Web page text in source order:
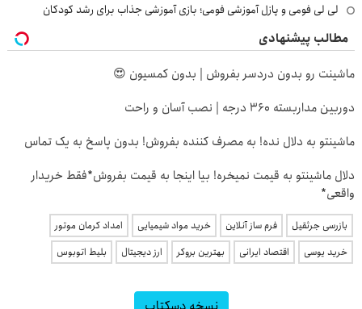
لی لی فومی و پازل آموزشی فومی؛ بازی آموزشی جذاب برای رشد کودکان
مطالب پیشنهادی
ماشینت رو بدون دردسر بفروش | بدون کمسیون 😍
دوربین مداربسته 360 درجه | نصب آسان و راحت
ماشینتو به دلال نده! به مصرف کننده بفروش! بدون پاسخ به یک تماس
دلال ماشینتو به قیمت نمیخره! بیا اینجا به قیمت بفروش*فقط خریدار
واقعی*
بازرسی جرثقیل فرم ساز آنلاین خرید مواد شیمیایی
امداد کرمان موتور
خرید یوسی
اقتصاد ایرانی بهترین بروکر ارز دیجیتال بلیط اتوبوس